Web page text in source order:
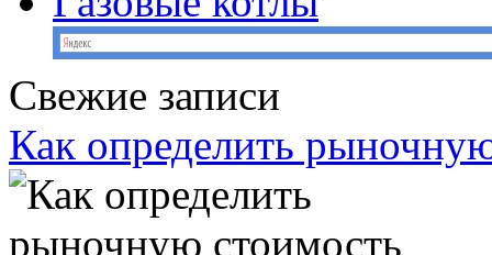
Свежие записи
Как определить